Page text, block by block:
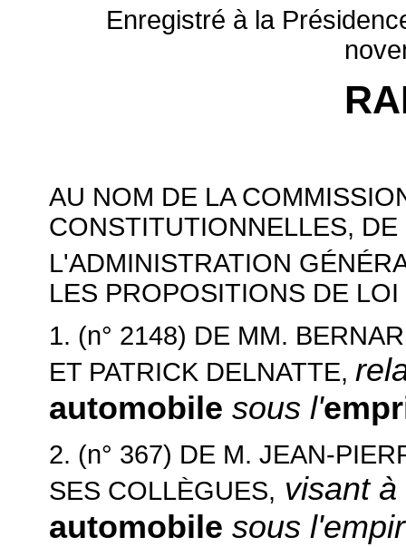
Enregistré à la
AU NOM DE LA
CONSTITUTIONNELLES,
L'ADMINISTRATION
LES PROPOSITIONS DE LOI
1. (n° 2148) DE MM.
ET PATRICK DELNATTE,
automobile sous l'
2. (n° 367) DE M. JEAN-
SES COLLÈGUES, visant à
automobile sous